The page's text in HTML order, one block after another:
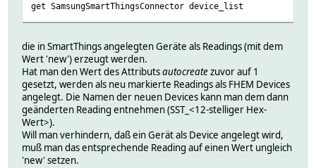
get SamsungSmartThingsConnector device_list
die in SmartThings angelegten Geräte als Readings (mit dem
Wert 'new') erzeugt werden.
Hat man den Wert des Attributsautocreatezuvor auf 1
gesetzt, werden als neu markierte Readings als FHEM Devices
angelegt. Die Namen der neuen Devices kann man dem dann
geänderten Reading entnehmen (SST_<12-stelliger Hex-
Wert>).
Will man verhindern, daß ein Gerät als Device angelegt wird,
muß man das entsprechende Reading auf einen Wert ungleich
'new' setzen.